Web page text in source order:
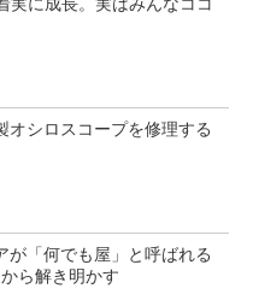
オシロスコープを修理する
が「何でも屋」と呼ばれる
ら解き明かす